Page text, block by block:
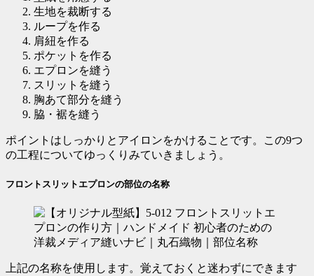
生地を裁断する
ループを作る
肩紐を作る
ポケットを作る
エプロンを縫う
スリットを縫う
胸あて部分を縫う
脇・裾を縫う
ポイントはしっかりとアイロンをかけること です。この9つ
の工程についてゆっくりみていきましょう。
フロントスリットエプロンの部位の名称
上記の名称を使用します。覚えておくと迷わずにできます